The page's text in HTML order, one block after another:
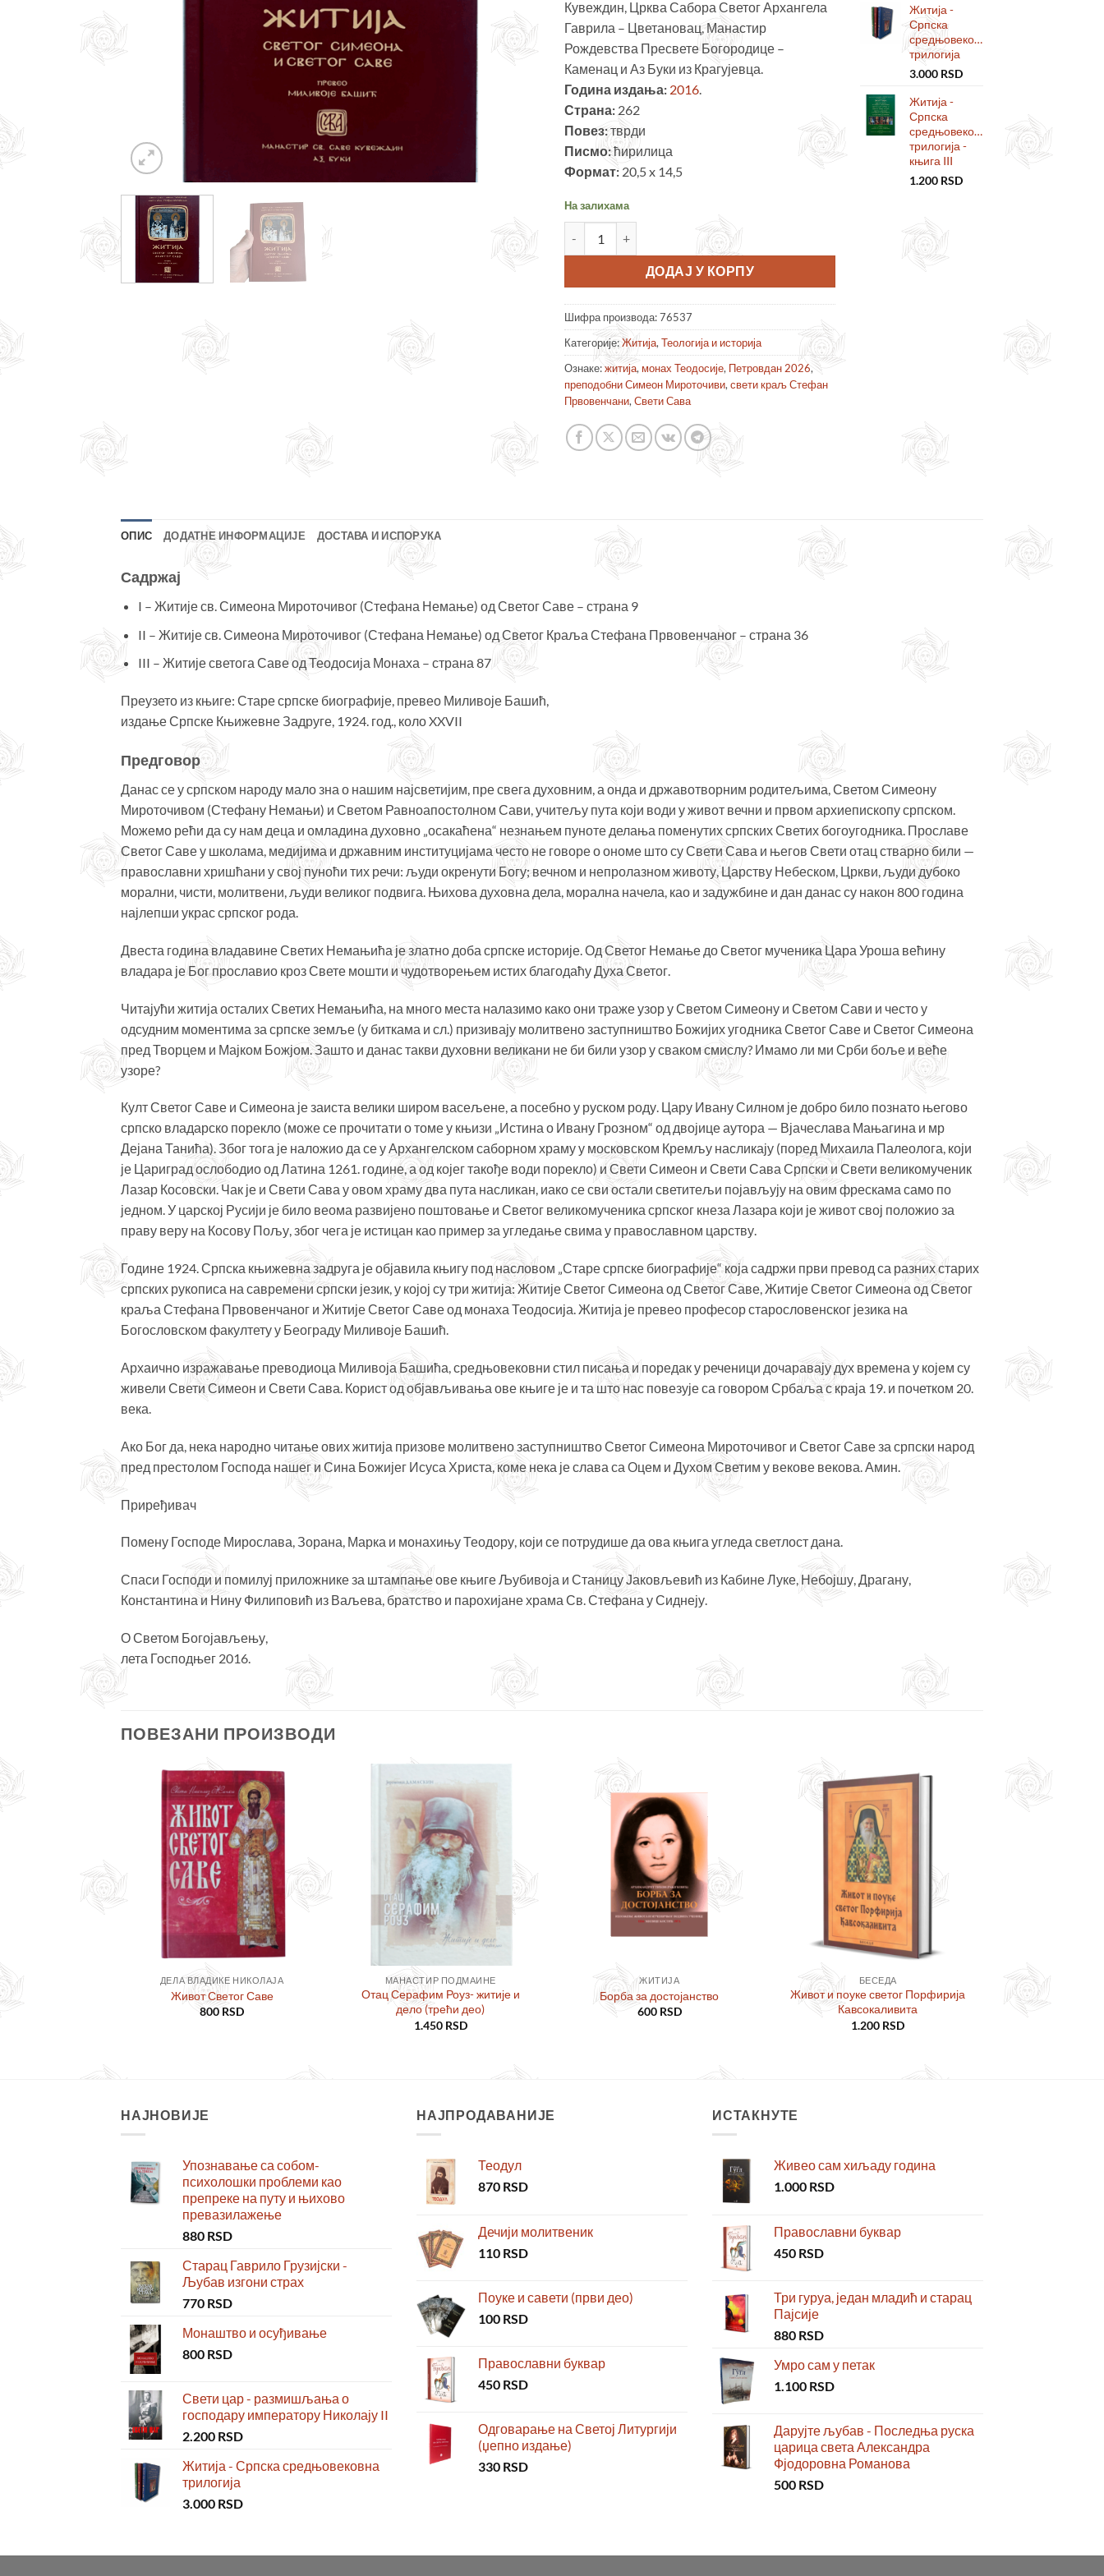
Кувеждин, Црква Сабора Светог Архангела
Гаврила – Цветановац, Манастир
Рождевства Пресвете Богородице –
Каменац и Аз Буки из Крагујевца.
Година издања: 2016
Страна: 262
Повез:тврди
Писмо:ћирилица
Формат: 20,5 x 14,5
На залихама
Житија – Српска средњовековна трилогија – књига I количина
ДОДАЈ У КОРПУ
Шифра производа:76537
Категорије:Житија,Теологија и историја
Ознаке:житија, монах Теодосије, Петровдан 2026,
преподобни Симеон Мироточиви,свети краљ Стефан
Првовенчани,Свети Сава
Житија -
Српска
средњовековна
трилогија
3.000 RSD
Житија -
Српска
средњовековна
трилогија -
књига III
1.200 RSD
ОПИС ДОДАТНЕ ИНФОРМАЦИЈЕ ДОСТАВА И ИСПОРУКА
Садржај
I – Житије св. Симеона Мироточивог (Стефана Немање) од Светог Саве – страна 9
II – Житије св. Симеона Мироточивог (Стефана Немање) од Светог Краља Стефана Првовенчаног – страна 36
III – Житије светога Саве од Теодосија Монаха – страна 87
Преузето из књиге: Старе српске биографије, превео Миливоје Башић,
издање Српске Књижевне Задруге, 1924. год., коло XXVII
Предговор
Данас се у српском народу мало зна о нашим најсветијим, пре свега духовним, а онда и државотворним родитељима, Светом Симеону
Мироточивом (Стефану Немањи) и Светом Равноапостолном Сави, учитељу пута који води у живот вечни и првом архиепископу српском.
Можемо рећи да су нам деца и омладина духовно „осакаћена“ незнањем пуноте делања поменутих српских Светих богоугодника. Прославе
Светог Саве у школама, медијима и државним институцијама често не говоре о ономе што су Свети Сава и његов Свети отац стварно били —
православни хришћани у свој пуноћи тих речи: људи окренути Богу; вечном и непролазном животу, Царству Небеском, Цркви, људи дубоко
морални, чисти, молитвени, људи великог подвига. Њихова духовна дела, морална начела, као и задужбине и дан данас су након 800 година
најлепши украс српског рода.
Двеста година владавине Светих Немањића је златно доба српске историје. Од Светог Немање до Светог мученика Цара Уроша већину
владара је Бог прославио кроз Свете мошти и чудотворењем истих благодаћу Духа Светог.
Читајући житија осталих Светих Немањића, на много места налазимо како они траже узор у Светом Симеону и Светом Сави и често у
одсудним моментима за српске земље (у биткама и сл.) призивају молитвено заступништво Божијих угодника Светог Саве и Светог Симеона
пред Творцем и Мајком Божјом. Зашто и данас такви духовни великани не би били узор у сваком смислу? Имамо ли ми Срби боље и веће
узоре?
Култ Светог Саве и Симеона је заиста велики широм васељене, а посебно у руском роду. Цару Ивану Силном је добро било познато његово
српско владарско порекло (може се прочитати о томе у књизи „Истина о Ивану Грозном“ од двојице аутора — Вјачеслава Мањагина и мр
Дејана Танића). Због тога је наложио да се у Архангелском саборном храму у московском Кремљу насликају (поред Михаила Палеолога, који
је Цариград ослободио од Латина 1261. године, а од којег такође води порекло) и Свети Симеон и Свети Сава Српски и Свети великомученик
Лазар Косовски. Чак је и Свети Сава у овом храму два пута насликан, иако се сви остали светитељи појављују на овим фрескама само по
једном. У царској Русији је било веома развијено поштовање и Светог великомученика српског кнеза Лазара који је живот свој положио за
праву веру на Косову Пољу, због чега је истицан као пример за угледање свима у православном царству.
Године 1924. Српска књижевна задруга је објавила књигу под насловом „Старе српске биографије“ која садржи први превод са разних старих
српских рукописа на савремени српски језик, у којој су три житија: Житије Светог Симеона од Светог Саве, Житије Светог Симеона од Светог
краља Стефана Првовенчаног и Житије Светог Саве од монаха Теодосија. Житија је превео професор старословенског језика на
Богословском факултету у Београду Миливоје Башић.
Архаично изражавање преводиоца Миливоја Башића, средњовековни стил писања и поредак у реченици дочаравају дух времена у којем су
живели Свети Симеон и Свети Сава. Корист од објављивања ове књиге је и та што нас повезује са говором Србаља с краја 19. и почетком 20.
века.
Ако Бог да, нека народно читање ових житија призове молитвено заступништво Светог Симеона Мироточивог и Светог Саве за српски народ
пред престолом Господа нашег и Сина Божијег Исуса Христа, коме нека је слава са Оцем и Духом Светим у векове векова. Амин.
Приређивач
Помену Господе Мирослава, Зорана, Марка и монахињу Теодору, који се потрудише да ова књига угледа светлост дана.
Спаси Господи и помилуј приложнике за штампање ове књиге Љубивоја и Станицу Јаковљевић из Кабине Луке, Небојшу, Драгану,
Константина и Нину Филиповић из Ваљева, братство и парохијане храма Св. Стефана у Сиднеју.
О Светом Богојављењу,
лета Господњег 2016.
ПОВЕЗАНИ ПРОИЗВОДИ
Додајте
жеља
ДЕЛА ВЛАДИКЕ НИКОЛАЈА
Живот Светог Саве
800 RSD
МАНАСТИР ПОДМАИНЕ
Отац Серафим Роуз- житије и
дело (трећи део)
1.450 RSD
ЖИТИЈА
Борба за достојанство
600 RSD
БЕСЕДА
Живот и поуке светог Порфирија
Кавсокаливита
1.200 RSD
сва земљо
НАЈНОВИЈЕ
Упознавање са собом-
психолошки проблеми као
препреке на путу и њихово
превазилажење
880 RSD
Старац Гаврило Грузијски -
Љубав изгони страх
770 RSD
Монаштво и осуђивање
800 RSD
Свети цар - размишљања о
господару императору Николају II
2.200 RSD
Житија - Српска средњовековна
трилогија
3.000 RSD
НАЈПРОДАВАНИЈЕ
Теодул
870 RSD
Дечији молитвеник
110 RSD
Поуке и савети (први део)
100 RSD
Православни буквар
450 RSD
Одговарање на Светој Литургији
(џепно издање)
330 RSD
ИСТАКНУТЕ
Живео сам хиљаду година
1.000 RSD
Православни буквар
450 RSD
Три гуруа, један младић и старац
Пајсије
880 RSD
Умро сам у петак
1.100 RSD
Дарујте љубав - Последња руска
царица света Александра
Фјодоровна Романова
500 RSD